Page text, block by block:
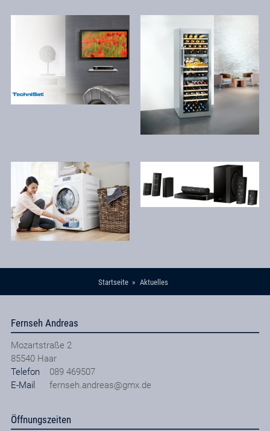
Startseite Aktuelles
Fernseh Andreas
Mozartstraße 2
85540 Haar
Telefon
089 469507
E-Mail
fernseh.andreas@gmx.de
Öffnungszeiten